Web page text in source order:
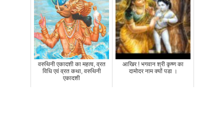
वरुथिनी एकादशी का महत्व, व्रत
विधि एवं व्रत कथा, वरुथिनी
एकादशी
आखिर ! भगवान श्री कृष्ण का
दामोदर नाम क्यों पडा ।